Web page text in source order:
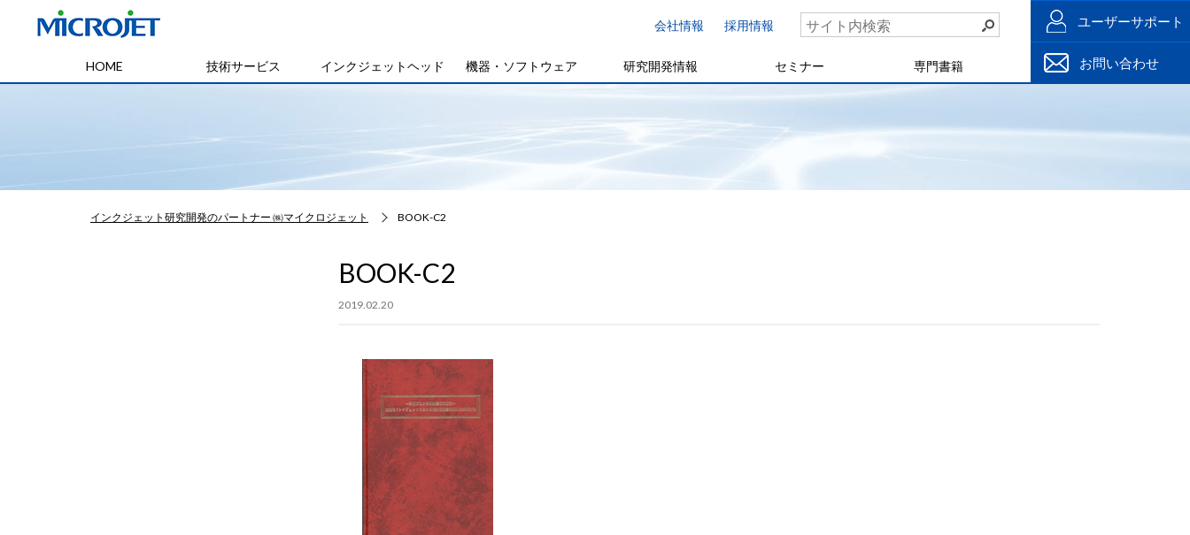
会社情報 採用情報
HOME 技術サービス インクジェットヘッド 機器・ソフトウェア 研究開発情報 セミナー 専門書籍
ユーザーサポート
お問い合わせ
インクジェット研究開発のパートナー ㈱マイクロジェット BOOK-C2
BOOK-C2
2019.02.20